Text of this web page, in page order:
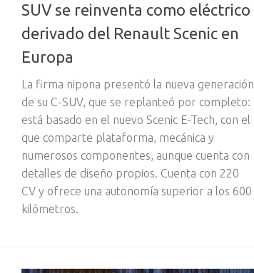
SUV se reinventa como eléctrico
derivado del Renault Scenic en
Europa
La firma nipona presentó la nueva generación
de su C-SUV, que se replanteó por completo:
está basado en el nuevo Scenic E-Tech, con el
que comparte plataforma, mecánica y
numerosos componentes, aunque cuenta con
detalles de diseño propios. Cuenta con 220
CV y ofrece una autonomía superior a los 600
kilómetros.